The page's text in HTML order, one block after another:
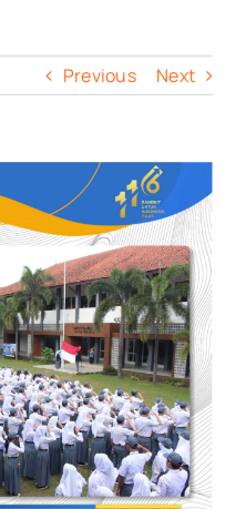
Previous Next